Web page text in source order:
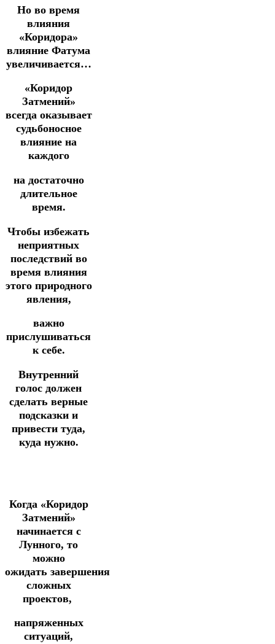
Но во время
влияния
«Коридора»
влияние Фатума
увеличивается…
«Коридор
Затмений»
всегда оказывает
судьбоносное
влияние на
каждого
на достаточно
длительное
время.
Чтобы избежать
неприятных
последствий во
время влияния
этого природного
явления,
важно
прислушиваться
к себе.
Внутренний
голос должен
сделать верные
подсказки и
привести туда,
куда нужно.
Когда «Коридор
Затмений»
начинается с
Лунного, то
можно
ожидать завершения
сложных
проектов,
напряженных
ситуаций,